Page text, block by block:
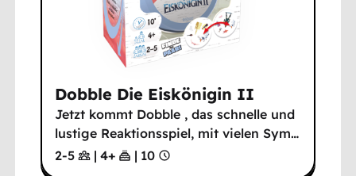
Dobble Die Eiskönigin II
Jetzt kommt Dobble , das schnelle und
lustige Reaktionsspiel, mit vielen Sym…
2-5
| 4+ | 10